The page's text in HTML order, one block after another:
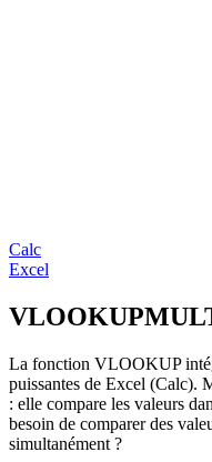
Calc
Excel
La fonction VLOOKUP
puissantes de Excel (Calc).
: elle compare les valeurs
besoin de comparer des
simultanément ?